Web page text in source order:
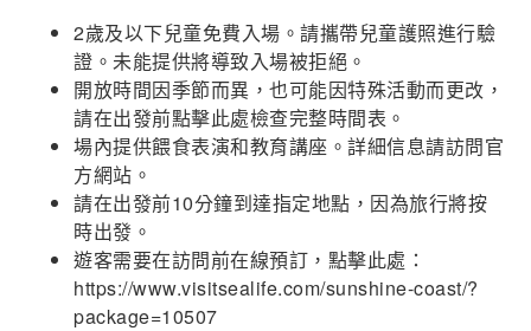
2歲及以下兒童免費入場。請攜帶兒童護照進行驗
證。未能提供將導致入場被拒絕。
開放時間因季節而異，也可能因特殊活動而更改，
請在出發前點擊此處檢查完整時間表。
場內提供餵食表演和教育講座。詳細信息請訪問官
方網站。
請在出發前10分鐘到達指定地點，因為旅行將按
時出發。
遊客需要在訪問前在線預訂，點擊此處：
https://www.visitsealife.com/sunshine-coast/?
package=10507